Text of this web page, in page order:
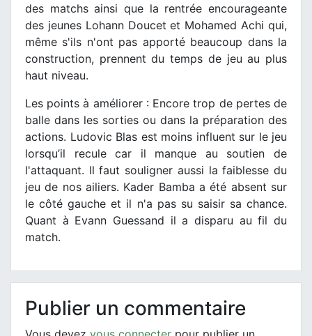
des matchs ainsi que la rentrée encourageante
des jeunes Lohann Doucet et Mohamed Achi qui,
même s'ils n'ont pas apporté beaucoup dans la
construction, prennent du temps de jeu au plus
haut niveau.
Les points à améliorer : Encore trop de pertes de
balle dans les sorties ou dans la préparation des
actions. Ludovic Blas est moins influent sur le jeu
lorsqu’il recule car il manque au soutien de
l'attaquant. Il faut souligner aussi la faiblesse du
jeu de nos ailiers. Kader Bamba a été absent sur
le côté gauche et il n'a pas su saisir sa chance.
Quant à Evann Guessand il a disparu au fil du
match.
Publier un commentaire